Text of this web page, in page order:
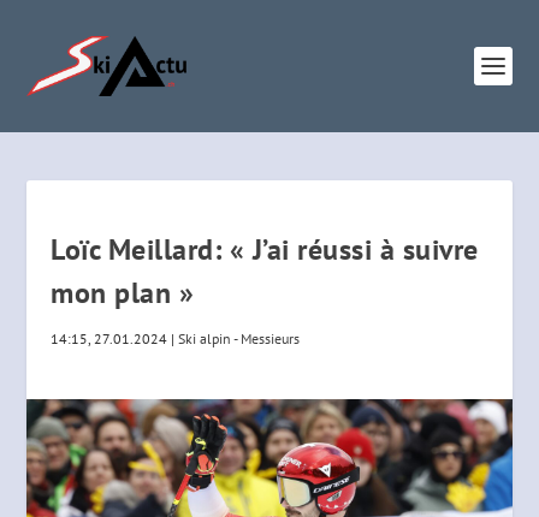
Loïc Meillard: « J’ai réussi à suivre
mon plan »
14:15, 27.01.2024 |Ski alpin - Messieurs